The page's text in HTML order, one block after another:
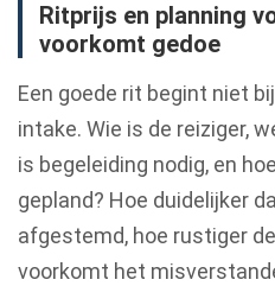
Ritprijs en planning
voorkomt gedoe
Een goede rit begint niet
intake. Wie is de reiziger,
is begeleiding nodig, en
gepland? Hoe duidelijker
afgestemd, hoe rustiger
voorkomt het